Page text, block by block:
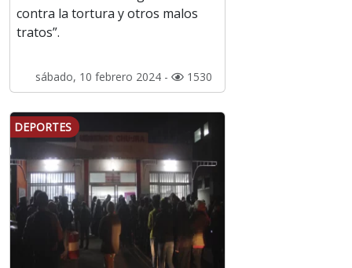
contra la tortura y otros malos
tratos”.
sábado, 10 febrero 2024 - 1530
DEPORTES